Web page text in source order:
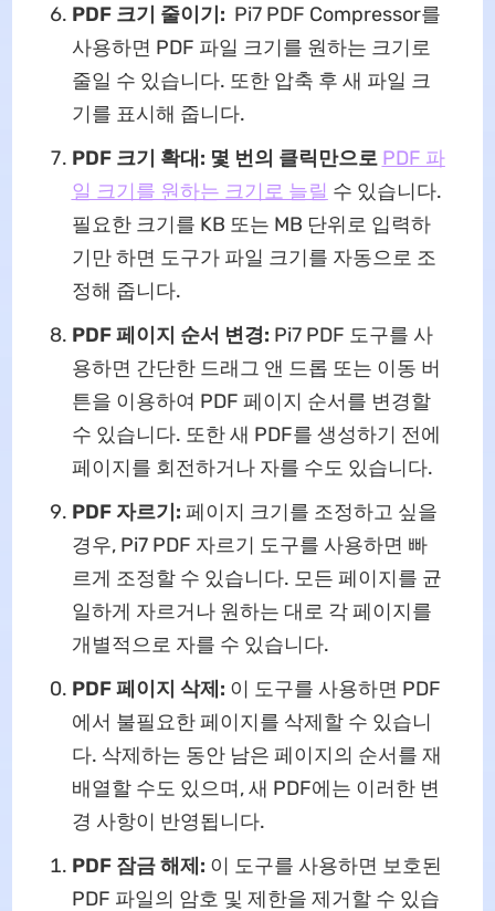
PDF 크기 줄이기: Pi7 PDF Compressor를
사용하면 PDF 파일 크기를 원하는 크기로
줄일 수 있습니다. 또한 압축 후 새 파일 크
기를 표시해 줍니다.
PDF 크기 확대: 몇 번의 클릭만으로 PDF 파
일 크기를 원하는 크기로 늘릴 수 있습니다.
필요한 크기를 KB 또는 MB 단위로 입력하
기만 하면 도구가 파일 크기를 자동으로 조
정해 줍니다.
PDF 페이지 순서 변경: Pi7 PDF 도구를 사
용하면 간단한 드래그 앤 드롭 또는 이동 버
튼을 이용하여 PDF 페이지 순서를 변경할
수 있습니다. 또한 새 PDF를 생성하기 전에
페이지를 회전하거나 자를 수도 있습니다.
PDF 자르기: 페이지 크기를 조정하고 싶을
경우, Pi7 PDF 자르기 도구를 사용하면 빠
르게 조정할 수 있습니다. 모든 페이지를 균
일하게 자르거나 원하는 대로 각 페이지를
개별적으로 자를 수 있습니다.
PDF 페이지 삭제: 이 도구를 사용하면 PDF
에서 불필요한 페이지를 삭제할 수 있습니
다. 삭제하는 동안 남은 페이지의 순서를 재
배열할 수도 있으며, 새 PDF에는 이러한 변
경 사항이 반영됩니다.
PDF 잠금 해제: 이 도구를 사용하면 보호된
PDF 파일의 암호 및 제한을 제거할 수 있습